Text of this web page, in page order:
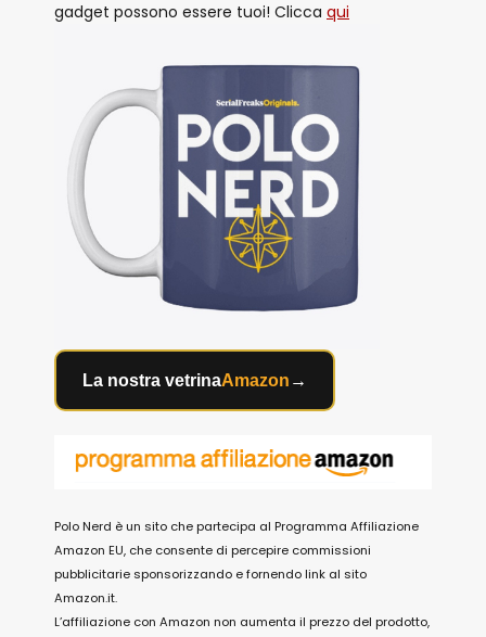
gadget possono essere tuoi! Clicca qui
La nostra vetrinaAmazon →
Polo Nerd è un sito che partecipa al Programma Affiliazione
Amazon EU, che consente di percepire commissioni
pubblicitarie sponsorizzando e fornendo link al sito
Amazon.it.
L’affiliazione con Amazon non aumenta il prezzo del prodotto,